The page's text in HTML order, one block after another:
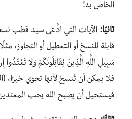
الخاص به!
ثانيًا: الآيات التي ادَّعى سيد قطب
قابلة للنسخ أو التعطيل أو التجاوز،
سَبِيلِ اللَّهِ الَّذِينَ يُقَاتِلُونَكُمْ وَلا
فلا يمكن أن تُنسخ لأنها تحوي خبرًا،
فيستحيل أن يصبح الله يحب